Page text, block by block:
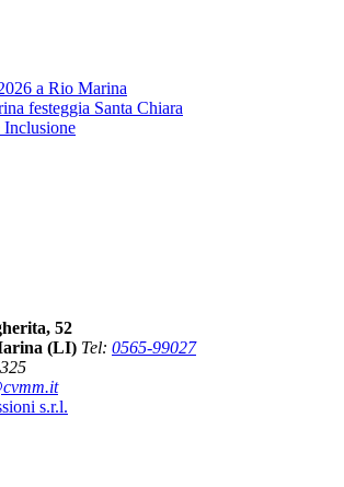
a Rio Marina
festeggia Santa Chiara
Inclusione
52
(LI) Tel: 0565-99027
s.r.l.